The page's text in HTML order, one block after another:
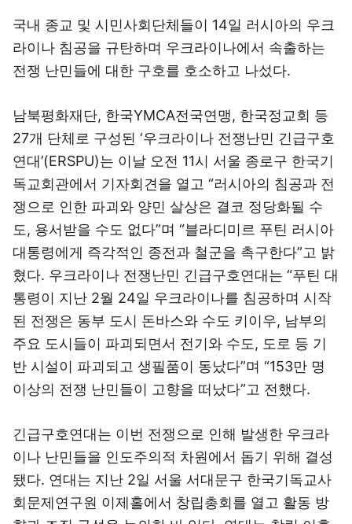
국내 종교 및 시민사회단체들이 14일 러시아의 우크
라이나 침공을 규탄하며 우크라이나에서 속출하는
전쟁 난민들에 대한 구호를 호소하고 나섰다.
남북평화재단, 한국YMCA전국연맹, 한국정교회 등
27개 단체로 구성된 ‘우크라이나 전쟁난민 긴급구호
연대’(ERSPU)는 이날 오전 11시 서울 종로구 한국기
독교회관에서 기자회견을 열고 “러시아의 침공과 전
쟁으로 인한 파괴와 양민 살상은 결코 정당화될 수
도, 용서받을 수도 없다”며 “블라디미르 푸틴 러시아
대통령에게 즉각적인 종전과 철군을 촉구한다”고 밝
혔다. 우크라이나 전쟁난민 긴급구호연대는 “푸틴 대
통령이 지난 2월 24일 우크라이나를 침공하며 시작
된 전쟁은 동부 도시 돈바스와 수도 키이우, 남부의
주요 도시들이 파괴되면서 전기와 수도, 도로 등 기
반 시설이 파괴되고 생필품이 동났다”며 “153만 명
이상의 전쟁 난민들이 고향을 떠났다”고 전했다.
긴급구호연대는 이번 전쟁으로 인해 발생한 우크라
이나 난민들을 인도주의적 차원에서 돕기 위해 결성
됐다. 연대는 지난 2일 서울 서대문구 한국기독교사
회문제연구원 이제홀에서 창립총회를 열고 활동 방